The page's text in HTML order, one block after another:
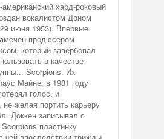
американский хард-роковый
вокалистом Доном
июня 1953). Впервые
продюсером
который завербовал
в качестве
Scorpions. Их
Майне, в 1981 году
голос, и
желая портить карьеру
Доккен записывал с
пластинку